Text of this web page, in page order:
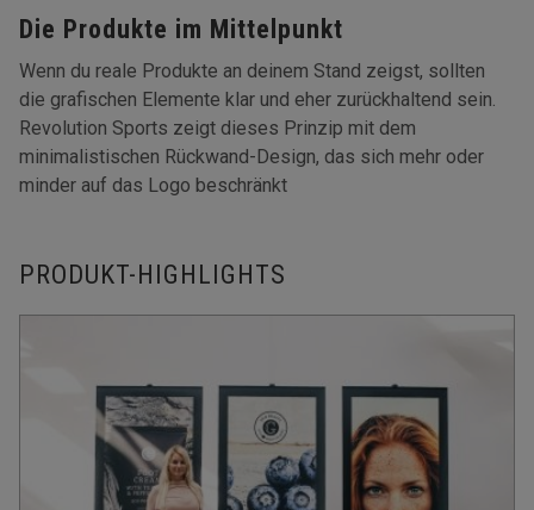
Die Produkte im Mittelpunkt
Wenn du reale Produkte an deinem Stand zeigst, sollten
die grafischen Elemente klar und eher zurückhaltend sein.
Revolution Sports zeigt dieses Prinzip mit dem
minimalistischen Rückwand-Design, das sich mehr oder
minder auf das Logo beschränkt
PRODUKT-HIGHLIGHTS